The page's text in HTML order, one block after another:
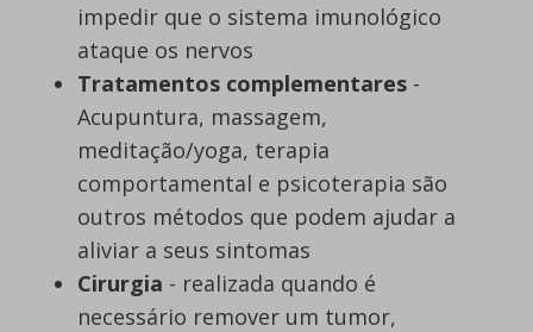
impedir que o sistema imunológico
ataque os nervos
Tratamentos complementares -
Acupuntura, massagem,
meditação/yoga, terapia
comportamental e psicoterapia são
outros métodos que podem ajudar a
aliviar a seus sintomas
Cirurgia - realizada quando é
necessário remover um tumor,